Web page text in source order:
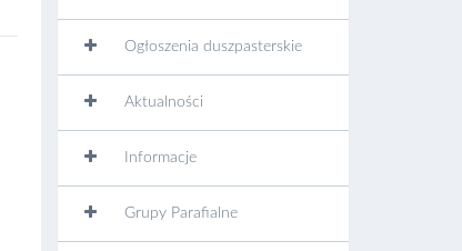
Ogłoszenia duszpasterskie
Aktualności
Informacje
Grupy Parafialne